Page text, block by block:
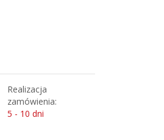
Realizacja
zamówienia:
5 - 10 dni